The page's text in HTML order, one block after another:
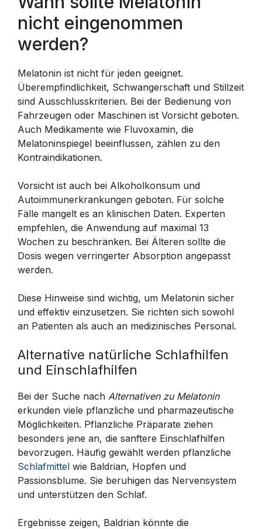
nicht eingenommen
werden?
Melatonin ist nicht für jeden geeignet.
Überempfindlichkeit, Schwangerschaft und Stillzeit
sind Ausschlusskriterien. Bei der Bedienung von
Fahrzeugen oder Maschinen ist Vorsicht geboten.
Auch Medikamente wie Fluvoxamin, die
Melatoninspiegel beeinflussen, zählen zu den
Kontraindikationen.
Vorsicht ist auch bei Alkoholkonsum und
Autoimmunerkrankungen geboten. Für solche
Fälle mangelt es an klinischen Daten. Experten
empfehlen, die Anwendung auf maximal 13
Wochen zu beschränken. Bei Älteren sollte die
Dosis wegen verringerter Absorption angepasst
werden.
Diese Hinweise sind wichtig, um Melatonin sicher
und effektiv einzusetzen. Sie richten sich sowohl
an Patienten als auch an medizinisches Personal.
Alternative natürliche Schlafhilfen
und Einschlafhilfen
Bei der Suche nach Alternativen zu Melatonin
erkunden viele pflanzliche und pharmazeutische
Möglichkeiten. Pflanzliche Präparate ziehen
besonders jene an, die sanftere Einschlafhilfen
bevorzugen. Häufig gewählt werden pflanzliche
Schlafmittel wie Baldrian, Hopfen und
Passionsblume. Sie beruhigen das Nervensystem
und unterstützen den Schlaf.
Ergebnisse zeigen, Baldrian könnte die